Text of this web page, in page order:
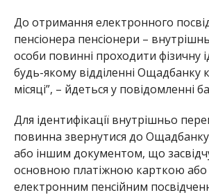
До отримання електронного
пенсіонера пенсіонери –
особи повинні проходити фізичну
будь-якому відділенні Ощадбанку
місяці”, – йдеться у повідомленні
Для ідентифікації внутрішньо
повинна звернутися до
або іншим документом, що
основною платіжною карткою
електронним пенсійним